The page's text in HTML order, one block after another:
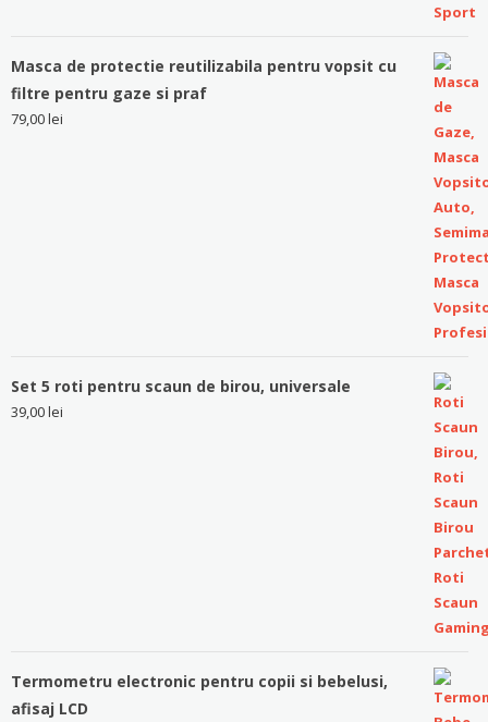
Masca de protectie reutilizabila pentru vopsit cu
filtre pentru gaze si praf
79,00lei
Set 5 roti pentru scaun de birou, universale
39,00lei
Termometru electronic pentru copii si bebelusi,
afisaj LCD